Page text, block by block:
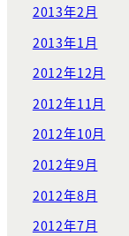
2013年2月
2013年1月
2012年12月
2012年11月
2012年10月
2012年9月
2012年8月
2012年7月